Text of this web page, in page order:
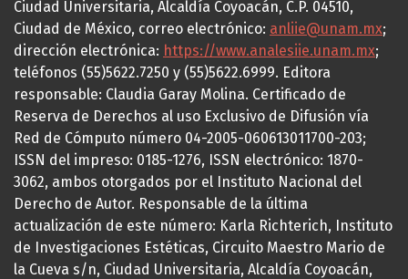
Ciudad Universitaria, Alcaldía Coyoacán, C.P. 04510,
Ciudad de México, correo electrónico: anliie@unam.mx;
dirección electrónica: https://www.analesiie.unam.mx;
teléfonos (55)5622.7250 y (55)5622.6999. Editora
responsable: Claudia Garay Molina. Certificado de
Reserva de Derechos al uso Exclusivo de Difusión vía
Red de Cómputo número 04-2005-060613011700-203;
ISSN del impreso: 0185-1276, ISSN electrónico: 1870-
3062, ambos otorgados por el Instituto Nacional del
Derecho de Autor. Responsable de la última
actualización de este número: Karla Richterich, Instituto
de Investigaciones Estéticas, Circuito Maestro Mario de
la Cueva s/n, Ciudad Universitaria, Alcaldía Coyoacán,